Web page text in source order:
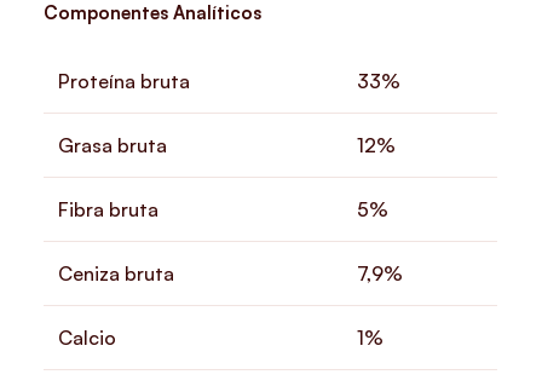
Componentes Analíticos
Proteína bruta 33%
Grasa bruta 12%
Fibra bruta 5%
Ceniza bruta 7,9%
Calcio 1%